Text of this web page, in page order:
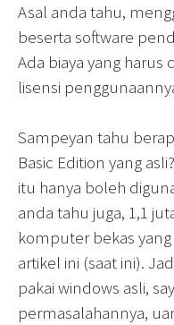
Asal anda tahu,
beserta software
Ada biaya yang
lisensi
Sampeyan tahu
Basic Edition yang
itu hanya boleh
anda tahu juga, 1,1
komputer bekas
artikel ini (saat ini).
pakai windows asli,
permasalahannya,